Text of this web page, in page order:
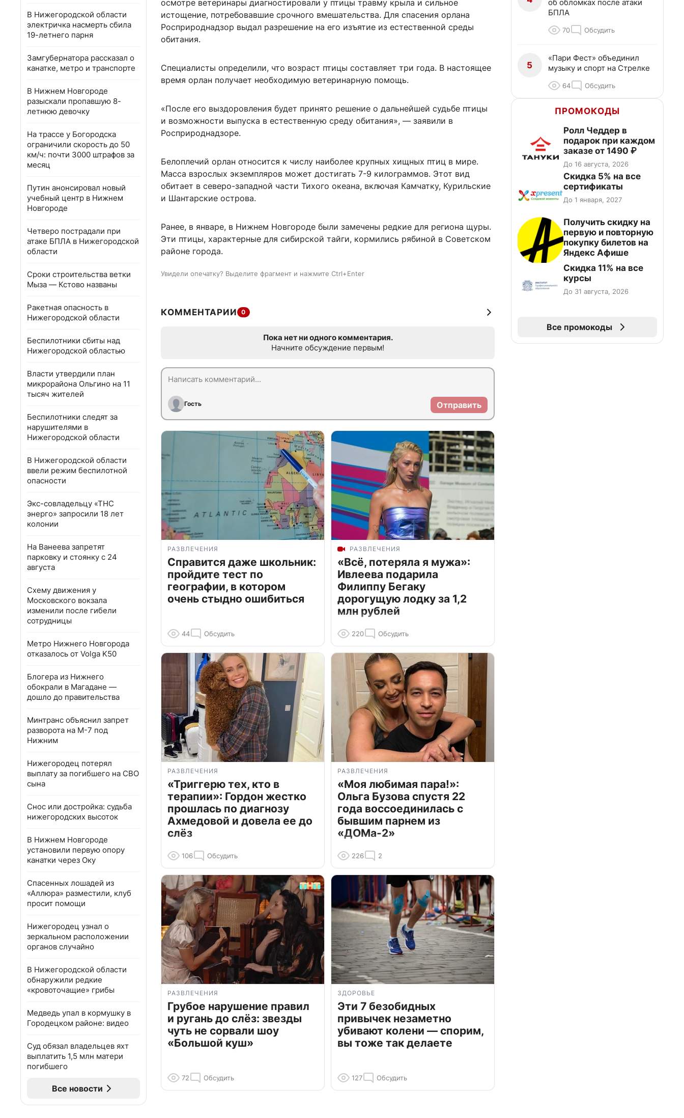
В Нижегородской области
электричка насмерть сбила
19-летнего парня
Замгубернатора рассказал о
канатке, метро и транспорте
В Нижнем Новгороде
разыскали пропавшую 8-
летнюю девочку
На трассе у Богородска
ограничили скорость до 50
км/ч: почти 3000 штрафов за
месяц
Путин анонсировал новый
учебный центр в Нижнем
Новгороде
Четверо пострадали при
атаке БПЛА в Нижегородской
области
Сроки строительства ветки
Мыза — Кстово названы
Ракетная опасность в
Нижегородской области
Беспилотники сбиты над
Нижегородской областью
Власти утвердили план
микрорайона Ольгино на 11
тысяч жителей
Беспилотники следят за
нарушителями в
Нижегородской области
В Нижегородской области
ввели режим беспилотной
опасности
Экс-совладельцу «ТНС
энерго» запросили 18 лет
колонии
На Ванеева запретят
парковку и стоянку с 24
августа
Схему движения у
Московского вокзала
изменили после гибели
сотрудницы
Метро Нижнего Новгорода
отказалось от Volga K50
Блогера из Нижнего
обокрали в Магадане —
дошло до правительства
Минтранс объяснил запрет
разворота на М-7 под
Нижним
Нижегородец потерял
выплату за погибшего на СВО
сына
Снос или достройка: судьба
нижегородских высоток
В Нижнем Новгороде
установили первую опору
канатки через Оку
Спасенных лошадей из
«Аллюра» разместили, клуб
просит помощи
Нижегородец узнал о
зеркальном расположении
органов случайно
В Нижегородской области
обнаружили редкие
«кровоточащие» грибы
Медведь упал в кормушку в
Городецком районе: видео
Суд обязал владельцев яхт
выплатить 1,5 млн матери
погибшего
Все новости
осмотре ветеринары диагностировали у птицы травму крыла и сильное
истощение, потребовавшие срочного вмешательства. Для спасения орлана
Росприроднадзор выдал разрешение на его изъятие из естественной среды
обитания.
Специалисты определили, что возраст птицы составляет три года. В настоящее
время орлан получает необходимую ветеринарную помощь.
«После его выздоровления будет принято решение о дальнейшей судьбе птицы
и возможности выпуска в естественную среду обитания», — заявили в
Росприроднадзоре.
Белоплечий орлан относится к числу наиболее крупных хищных птиц в мире.
Масса взрослых экземпляров может достигать 7-9 килограммов. Этот вид
обитает в северо-западной части Тихого океана, включая Камчатку, Курильские
и Шантарские острова.
Ранее, в январе, в Нижнем Новгороде были замечены редкие для региона щуры.
Эти птицы, характерные для сибирской тайги, кормились рябиной в Советском
районе города.
Увидели опечатку? Выделите фрагмент и нажмите Ctrl+Enter
КОММЕНТАРИИ 0
Пока нет ни одного комментария.
Начните обсуждение первым!
Гость Отправить
РАЗВЛЕЧЕНИЯ
Справится даже школьник:
пройдите тест по
географии, в котором
очень стыдно ошибиться
44 Обсудить
РАЗВЛЕЧЕНИЯ
«Всё, потеряла я мужа»:
Ивлеева подарила
Филиппу Бегаку
дорогущую лодку за 1,2
млн рублей
220 Обсудить
РАЗВЛЕЧЕНИЯ
«Триггерю тех, кто в
терапии»: Гордон жестко
прошлась по диагнозу
Ахмедовой и довела ее до
слёз
106 Обсудить
РАЗВЛЕЧЕНИЯ
«Моя любимая пара!»:
Ольга Бузова спустя 22
года воссоединилась с
бывшим парнем из
«ДОМа-2»
226 2
РАЗВЛЕЧЕНИЯ
Грубое нарушение правил
и ругань до слёз: звезды
чуть не сорвали шоу
«Большой куш»
72 Обсудить
ЗДОРОВЬЕ
Эти 7 безобидных
привычек незаметно
убивают колени — спорим,
вы тоже так делаете
127 Обсудить
об обломках после атаки
БПЛА
70 Обсудить
5
«Пари Фест» объединил
музыку и спорт на Стрелке
64 Обсудить
ПРОМОКОДЫ
Ролл Чеддер в
подарок при каждом
заказе от 1490 ₽
До 16 августа, 2026
Скидка 5% на все
сертификаты
До 1 января, 2027
Получить скидку на
первую и повторную
покупку билетов на
Яндекс Афише
Скидка 11% на все
курсы
До 31 августа, 2026
Все промокоды